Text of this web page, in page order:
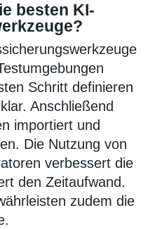
besten KI-
Schritt definieren
Anschließend
importiert und
Die Nutzung von
verbessert die
den Zeitaufwand.
zudem die